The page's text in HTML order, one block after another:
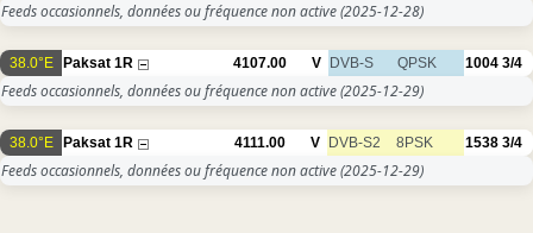
Feeds occasionnels, données ou fréquence non active(2025-12-28)
38.0°E Paksat 1R 4107.00 V DVB-S QPSK 1004 3/4
Feeds occasionnels, données ou fréquence non active(2025-12-29)
38.0°E Paksat 1R 4111.00 V DVB-S2 8PSK 1538 3/4
Feeds occasionnels, données ou fréquence non active(2025-12-29)